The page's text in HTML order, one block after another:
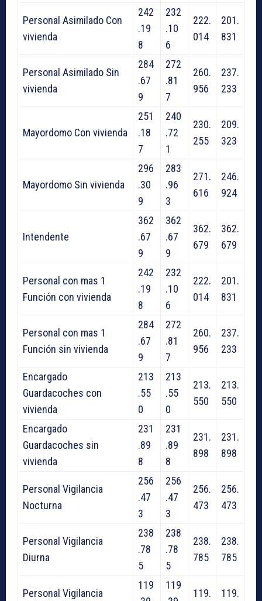
Personal Asimilado Con
vivienda
242
.19
8
232
.10
6
222.
014
201.
831
Personal Asimilado Sin
vivienda
284
.67
9
272
.81
7
260.
956
237.
233
Mayordomo Con vivienda
251
.18
7
240
.72
1
230.
255
209.
323
Mayordomo Sin vivienda
296
.30
9
283
.96
3
271.
616
246.
924
Intendente
362
.67
9
362
.67
9
362.
679
362.
679
Personal con mas 1
Función con vivienda
242
.19
8
232
.10
6
222.
014
201.
831
Personal con mas 1
Función sin vivienda
284
.67
9
272
.81
7
260.
956
237.
233
Encargado
Guardacoches con
vivienda
213
.55
0
213
.55
0
213.
550
213.
550
Encargado
Guardacoches sin
vivienda
231
.89
8
231
.89
8
231.
898
231.
898
Personal Vigilancia
Nocturna
256
.47
3
256
.47
3
256.
473
256.
473
Personal Vigilancia
Diurna
238
.78
5
238
.78
5
238.
785
238.
785
Personal Vigilancia
119
119
119. 119.